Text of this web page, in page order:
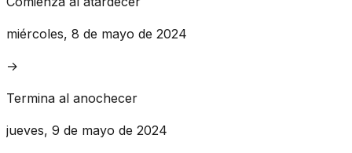
miércoles, 8 de mayo de 2024
→
Termina al anochecer
jueves, 9 de mayo de 2024